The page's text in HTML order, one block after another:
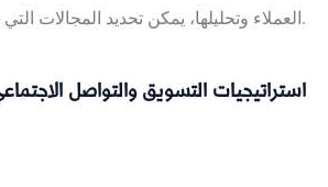
العملاء وتحليلها، يمكن تحديد المجالات التي تحتاج إلى تطوير؛ هذا يساعد في ضمان بقاء المنتجات ذات صلة ومواكبة لأحدث الاتجاهات.
استراتيجيات التسويق والتواصل